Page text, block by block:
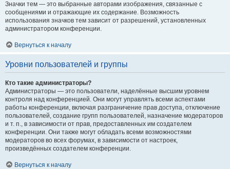
Значки тем — это выбранные авторами изображения, связанные с
сообщениями и отражающие их содержание. Возможность
использования значков тем зависит от разрешений, установленных
администратором конференции.
Вернуться к началу
Уровни пользователей и группы
Кто такие администраторы?
Администраторы — это пользователи, наделённые высшим уровнем
контроля над конференцией. Они могут управлять всеми аспектами
работы конференции, включая разграничение прав доступа, отключение
пользователей, создание групп пользователей, назначение модераторов
и т. п., в зависимости от прав, предоставленных им создателем
конференции. Они также могут обладать всеми возможностями
модераторов во всех форумах, в зависимости от настроек,
произведённых создателем конференции.
Вернуться к началу